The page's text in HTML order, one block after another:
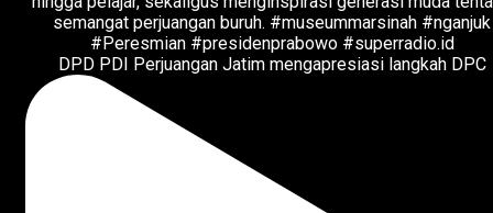
DPD PDI Perjuangan Jatim mengapresiasi langkah DPC